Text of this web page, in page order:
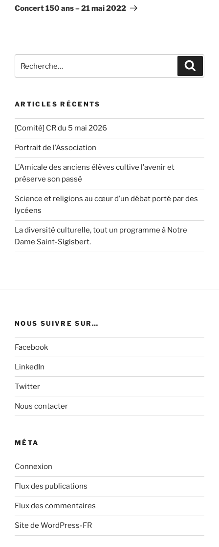
suivant
Concert 150 ans – 21 mai 2022
pour
ARTICLES RÉCENTS
[Comité] CR du 5 mai 2026
Portrait de l’Association
L’Amicale des anciens élèves cultive l’avenir et
préserve son passé
Science et religions au cœur d’un débat porté par des
lycéens
La diversité culturelle, tout un programme à Notre
Dame Saint-Sigisbert.
NOUS SUIVRE SUR…
Facebook
LinkedIn
Twitter
Nous contacter
MÉTA
Connexion
Flux des publications
Flux des commentaires
Site de WordPress-FR